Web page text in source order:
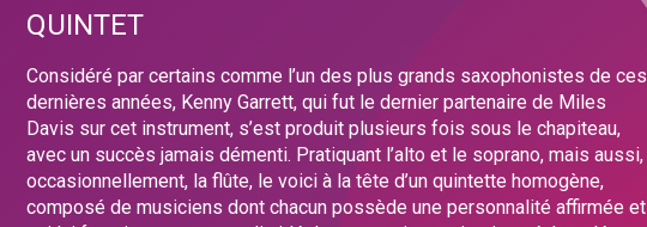
QUINTET
Considéré par certains comme l’un des plus grands saxophonistes de ces
dernières années, Kenny Garrett, qui fut le dernier partenaire de Miles
Davis sur cet instrument, s’est produit plusieurs fois sous le chapiteau,
avec un succès jamais démenti. Pratiquant l’alto et le soprano, mais aussi,
occasionnellement, la flûte, le voici à la tête d’un quintette homogène,
composé de musiciens dont chacun possède une personnalité affirmée et